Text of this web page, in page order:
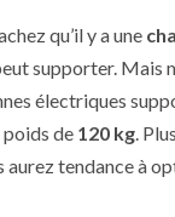
qu’il y a une
supporter. Mais
électriques
de 120 kg.
aurez tendance à